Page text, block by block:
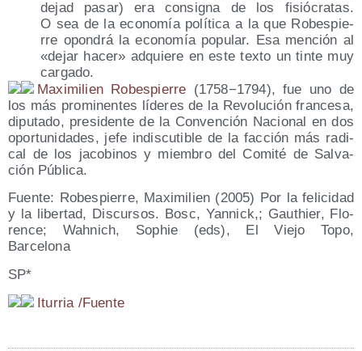
dejad pasar) era con­sig­na de los fisió­cra­tas.
O sea de la eco­no­mía polí­ti­ca a la que Robes­pie­
rre opon­drá la eco­no­mía popu­lar. Esa men­ción al
«dejar hacer» adquie­re en este tex­to un tin­te muy
cargado.
Maxi­mi­lien Robes­pie­rre (1758−1794), fue uno de
los más pro­mi­nen­tes líde­res de la Revo­lu­ción fran­ce­sa,
dipu­tado, pre­si­den­te de la Con­ven­ción Nacio­nal en dos
opor­tu­ni­da­des, jefe indis­cu­ti­ble de la fac­ción más radi­
cal de los jaco­bi­nos y miem­bro del Comi­té de Sal­va­
ción Pública.
Fuen­te: Robes­pie­rre, Maxi­mi­lien (2005) Por la feli­ci­dad
y la liber­tad, Dis­cur­sos. Bosc, Yan­nick,; Gauthier, Flo­
ren­ce; Wah­nich, Sophie (eds), El Vie­jo Topo,
Barcelona
SP*
Itu­rria /​Fuen­te